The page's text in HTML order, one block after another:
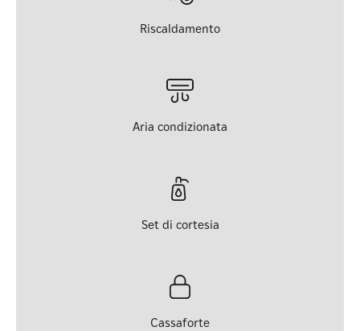
Riscaldamento
Aria condizionata
Set di cortesia
Cassaforte